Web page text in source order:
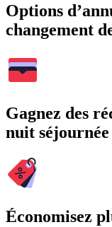
Options
changement
Gagnez des
nuit séjournée
Économisez